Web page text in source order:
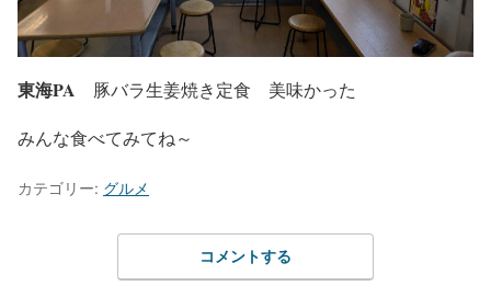
東海PA 豚バラ生姜焼き定食 美味かった
みんな食べてみてね～
カテゴリー: グルメ
コメントする